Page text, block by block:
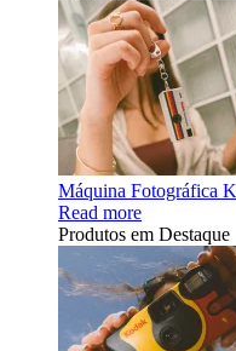
Máquina Fotográfica
Read more
Produtos em Destaque